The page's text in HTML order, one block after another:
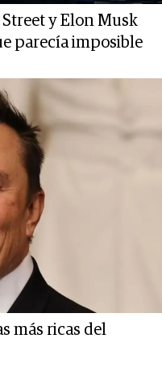
y Elon Musk
parecía imposible
más ricas del